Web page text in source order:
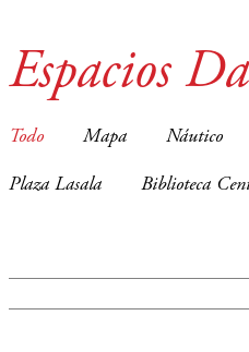
Espacios
Todo Mapa Náutico
Plaza Lasala Biblioteca